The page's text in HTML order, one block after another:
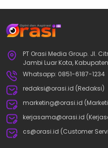
PT Orasi Media Group. Jl.
Jambi Luar Kota,
Whatsapp: 0851-6187-1234
redaksi@orasi.id (Redaksi)
marketing@orasi.id
kerjasama@orasi.id
cs@orasi.id (Customer